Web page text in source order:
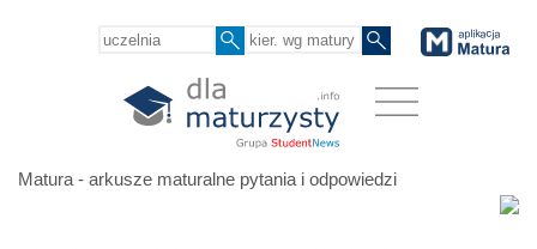
Matura - arkusze maturalne pytania i odpowiedzi